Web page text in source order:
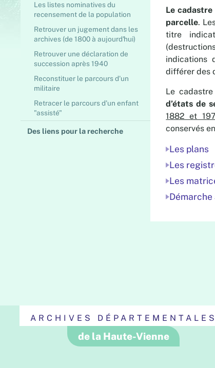
Les listes nominatives du
recensement de la population
Retrouver un jugement dans les
archives (de 1800 à aujourd'hui)
Retrouver une déclaration de
succession après 1940
Reconstituer le parcours d'un
militaire
Retracer le parcours d'un enfant
"assisté"
Des liens pour la recherche
Le
parcelle.
titre
indications
différer des
Le
d’états de
1882 et
conservés
Les plans
Les
Les
Démarche
ARCHIVES DÉPARTEMENTALES
de la Haute-Vienne